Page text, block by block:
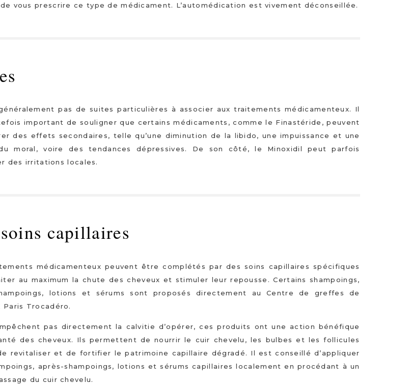
vous prescrire ce type de médicament. L’automédication est vivement déconseillée.
pas de suites particulières à associer aux traitements médicamenteux. Il
important de souligner que certains médicaments, comme le Finastéride, peuvent
des effets secondaires, telle qu’une diminution de la libido, une impuissance et une
moral, voire des tendances dépressives. De son côté, le Minoxidil peut parfois
des irritations locales.
capillaires
médicamenteux peuvent être complétés par des soins capillaires spécifiques
au maximum la chute des cheveux et stimuler leur repousse. Certains shampoings,
lotions et sérums sont proposés directement au Centre de greffes de
Paris Trocadéro.
pas directement la calvitie d’opérer, ces produits ont une action bénéfique
des cheveux. Ils permettent de nourrir le cuir chevelu, les bulbes et les follicules
revitaliser et de fortifier le patrimoine capillaire dégradé. Il est conseillé d’appliquer
après-shampoings, lotions et sérums capillaires localement en procédant à un
du cuir chevelu.